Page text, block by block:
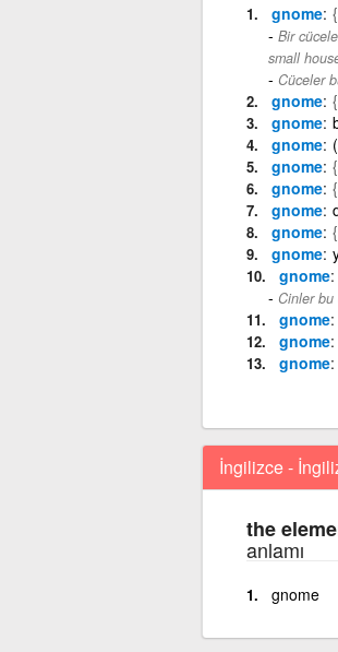
gnome
Bir
small
Cüceler
gnome
gnome
gnome
gnome
gnome
gnome
gnome
gnome
gnome
Cinler bu
gnome
gnome
gnome
İngilizce -
the
anlamı
gnome